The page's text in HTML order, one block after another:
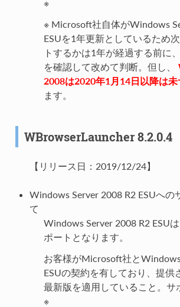
※
※ Microsoft社自体がWindows
ESUを1年更新としているため
トするかは1年が経過する前に
を確認して改めて判断。但し、
2008は2020年1月14日以降は未
ます。
WBrowserLauncher 8.2.0.4
【リリース日：2019/12/24】
Windows Server 2008 R2 ESUへの
て
Windows Server 2008 R2 ESU
ポートとなります。
お客様がMicrosoft社と
ESUの契約を有しており、提供
最新版を適用していること。サ
※